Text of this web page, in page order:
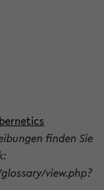
finden Sie
view.php?